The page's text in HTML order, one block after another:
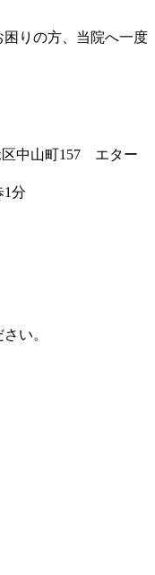
りの方、当院へ一度
中山町157 エター
分
い。